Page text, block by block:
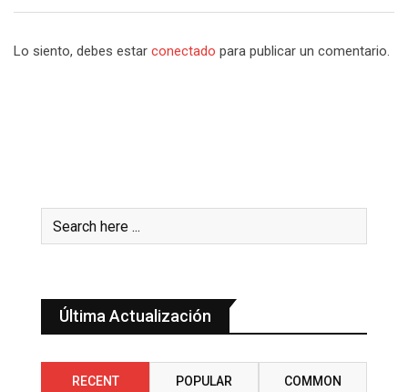
Lo siento, debes estar conectado para publicar un comentario.
Última Actualización
RECENT POPULAR COMMON